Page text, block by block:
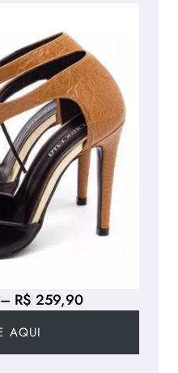
R$ 259,90
AQUI